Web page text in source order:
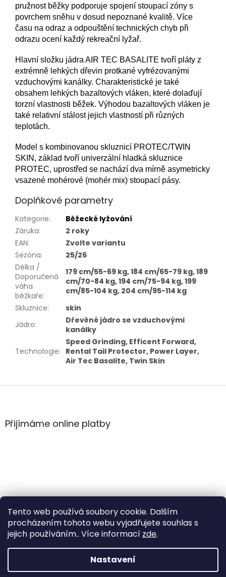
Tento web používá soubory cookie. Dalším
procházením tohoto webu vyjadřujete souhlas s
jejich používáním.. Více informací zde.
Nastavení
pružnost běžky podporuje spojení stoupací zóny s
povrchem sněhu v dosud nepoznané kvalitě. Více
času na odraz a odpouštění technických chyb při
odrazu ocení každý rekreační lyžař.
Hlavní složku jádra AIR TEC BASALITE tvoří pláty z
extrémně lehkých dřevin protkané vyfrézovanými
vzduchovými kanálky. Charakteristické je také
obsahem lehkých bazaltových vláken, které dolaďují
torzní vlastnosti běžek. Výhodou bazaltových vláken je
také relativní stálost jejich vlastností při různých
teplotách.
Model s kombinovanou skluznicí PROTEC/TWIN
SKIN, základ tvoří univerzální hladká skluznice
PROTEC, uprostřed se nachází dva mírně asymetricky
vsazené mohérové (mohér mix) stoupací pásy.
Doplňkové parametry
Kategorie:
Běžecké lyžování
Záruka:
2 roky
EAN:
Zvolte variantu
Sezóna:
25/26
Délka /
Doporučená
váha
běžkaře:
179 cm/55-69 kg, 184 cm/65-79 kg, 189
cm/70-84 kg, 194 cm/75-94 kg, 199
cm/85-104 kg, 204 cm/95-114 kg
Skluznice:
skin
Jádro:
Dřevěné jádro se vzduchovými
kanálky
Technologie:
Speed Grinding, Efficent Forward,
Rental Tail Protector, Power Layer,
Air Tec Basalite, Twin Skin
Z
aPřijímáme online platby
Vytvořil Shoptet